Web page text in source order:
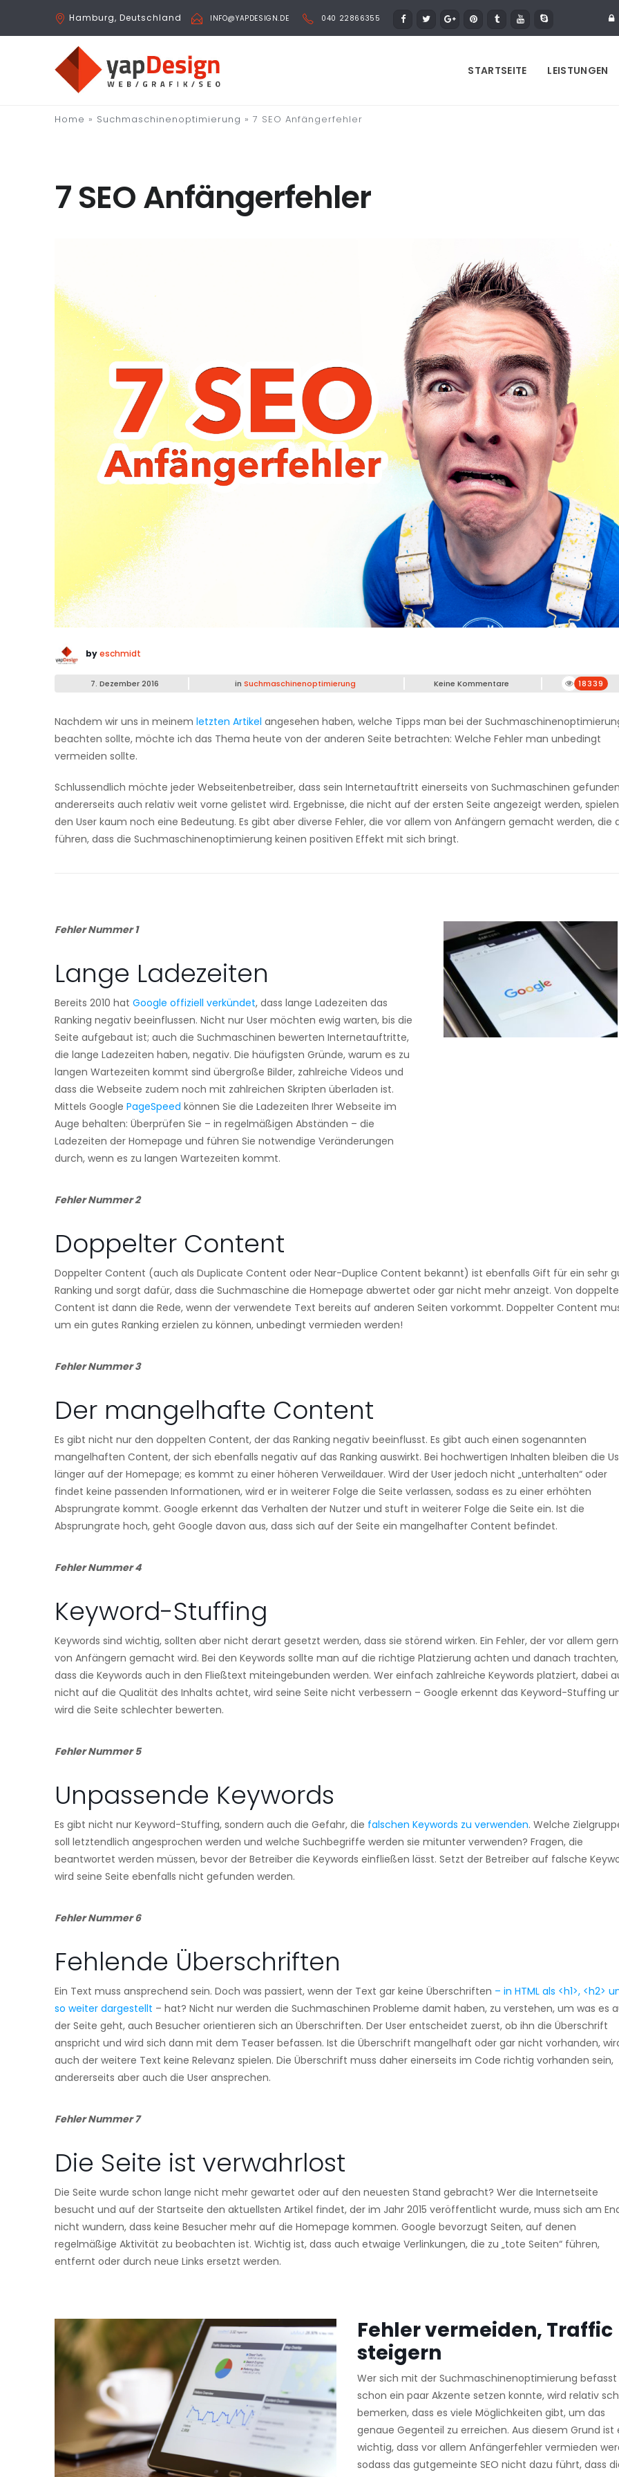
Hamburg, Deutschland INFO@YAPDESIGN.DE 040 22866355
STARTSEITE LEISTUNGEN
Home » Suchmaschinenoptimierung » 7 SEO Anfängerfehler
7 SEO Anfängerfehler
byeschmidt
7. Dezember 2016 in Suchmaschinenoptimierung Keine Kommentare 18339
Nachdem wir uns in meinem letzten Artikel angesehen haben, welche Tipps man bei der
beachten sollte, möchte ich das Thema heute von der anderen Seite betrachten: Welche Fehler man unbedingt
vermeiden sollte.
Schlussendlich möchte jeder Webseitenbetreiber, dass sein Internetauftritt einerseits von Suchmaschinen
andererseits auch relativ weit vorne gelistet wird. Ergebnisse, die nicht auf der ersten Seite angezeigt werden,
den User kaum noch eine Bedeutung. Es gibt aber diverse Fehler, die vor allem von Anfängern gemacht werden, die
führen, dass die Suchmaschinenoptimierung keinen positiven Effekt mit sich bringt.
Fehler Nummer 1
Lange Ladezeiten
Bereits 2010 hat Google offiziell verkündet, dass lange Ladezeiten das
Ranking negativ beeinflussen. Nicht nur User möchten ewig warten, bis die
Seite aufgebaut ist; auch die Suchmaschinen bewerten Internetauftritte,
die lange Ladezeiten haben, negativ. Die häufigsten Gründe, warum es zu
langen Wartezeiten kommt sind übergroße Bilder, zahlreiche Videos und
dass die Webseite zudem noch mit zahlreichen Skripten überladen ist.
Mittels Google PageSpeed können Sie die Ladezeiten Ihrer Webseite im
Auge behalten: Überprüfen Sie – in regelmäßigen Abständen – die
Ladezeiten der Homepage und führen Sie notwendige Veränderungen
durch, wenn es zu langen Wartezeiten kommt.
Fehler Nummer 2
Doppelter Content
Doppelter Content (auch als Duplicate Content oder Near-Duplice Content bekannt) ist ebenfalls Gift für ein sehr
Ranking und sorgt dafür, dass die Suchmaschine die Homepage abwertet oder gar nicht mehr anzeigt. Von
Content ist dann die Rede, wenn der verwendete Text bereits auf anderen Seiten vorkommt. Doppelter Content
um ein gutes Ranking erzielen zu können, unbedingt vermieden werden!
Fehler Nummer 3
Der mangelhafte Content
Es gibt nicht nur den doppelten Content, der das Ranking negativ beeinflusst. Es gibt auch einen sogenannten
mangelhaften Content, der sich ebenfalls negativ auf das Ranking auswirkt. Bei hochwertigen Inhalten bleiben die
länger auf der Homepage; es kommt zu einer höheren Verweildauer. Wird der User jedoch nicht „unterhalten“ oder
findet keine passenden Informationen, wird er in weiterer Folge die Seite verlassen, sodass es zu einer erhöhten
Absprungrate kommt. Google erkennt das Verhalten der Nutzer und stuft in weiterer Folge die Seite ein. Ist die
Absprungrate hoch, geht Google davon aus, dass sich auf der Seite ein mangelhafter Content befindet.
Fehler Nummer 4
Keyword-Stuffing
Keywords sind wichtig, sollten aber nicht derart gesetzt werden, dass sie störend wirken. Ein Fehler, der vor allem
von Anfängern gemacht wird. Bei den Keywords sollte man auf die richtige Platzierung achten und danach trachten,
dass die Keywords auch in den Fließtext miteingebunden werden. Wer einfach zahlreiche Keywords platziert, dabei
nicht auf die Qualität des Inhalts achtet, wird seine Seite nicht verbessern – Google erkennt das Keyword-Stuffing
wird die Seite schlechter bewerten.
Fehler Nummer 5
Unpassende Keywords
Es gibt nicht nur Keyword-Stuffing, sondern auch die Gefahr, die falschen Keywords zu verwenden. Welche
soll letztendlich angesprochen werden und welche Suchbegriffe werden sie mitunter verwenden? Fragen, die
beantwortet werden müssen, bevor der Betreiber die Keywords einfließen lässt. Setzt der Betreiber auf falsche
wird seine Seite ebenfalls nicht gefunden werden.
Fehler Nummer 6
Fehlende Überschriften
Ein Text muss ansprechend sein. Doch was passiert, wenn der Text gar keine Überschriften – in HTML als <h1>, <h2>
so weiter dargestellt – hat? Nicht nur werden die Suchmaschinen Probleme damit haben, zu verstehen, um was es
der Seite geht, auch Besucher orientieren sich an Überschriften. Der User entscheidet zuerst, ob ihn die Überschrift
anspricht und wird sich dann mit dem Teaser befassen. Ist die Überschrift mangelhaft oder gar nicht vorhanden,
auch der weitere Text keine Relevanz spielen. Die Überschrift muss daher einerseits im Code richtig vorhanden sein,
andererseits aber auch die User ansprechen.
Fehler Nummer 7
Die Seite ist verwahrlost
Die Seite wurde schon lange nicht mehr gewartet oder auf den neuesten Stand gebracht? Wer die Internetseite
besucht und auf der Startseite den aktuellsten Artikel findet, der im Jahr 2015 veröffentlicht wurde, muss sich am
nicht wundern, dass keine Besucher mehr auf die Homepage kommen. Google bevorzugt Seiten, auf denen
regelmäßige Aktivität zu beobachten ist. Wichtig ist, dass auch etwaige Verlinkungen, die zu „tote Seiten“ führen,
entfernt oder durch neue Links ersetzt werden.
Fehler vermeiden, Traffic
steigern
Wer sich mit der Suchmaschinenoptimierung befasst
schon ein paar Akzente setzen konnte, wird relativ
bemerken, dass es viele Möglichkeiten gibt, um das
genaue Gegenteil zu erreichen. Aus diesem Grund ist
wichtig, dass vor allem Anfängerfehler vermieden
sodass das gutgemeinte SEO nicht dazu führt, dass